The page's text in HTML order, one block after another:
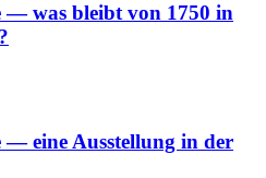
— was bleibt von 1750 in
eine Ausstellung in der